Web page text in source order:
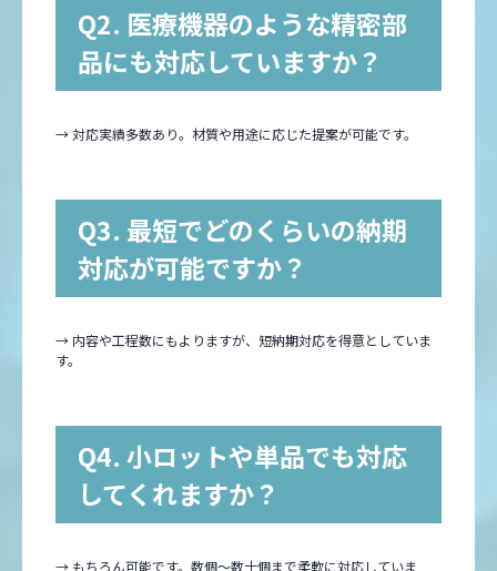
Q2. 医療機器のような精密部
品にも対応していますか？
→ 対応実績多数あり。材質や用途に応じた提案が可能です。
Q3. 最短でどのくらいの納期
対応が可能ですか？
→ 内容や工程数にもよりますが、短納期対応を得意としていま
す。
Q4. 小ロットや単品でも対応
してくれますか？
→ もちろん可能です。数個〜数十個まで柔軟に対応していま